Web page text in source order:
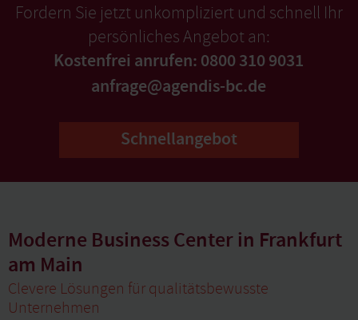
Fordern Sie jetzt unkompliziert und schnell Ihr
persönliches Angebot an:
Kostenfrei anrufen: 0800 310 9031
anfrage@agendis-bc.de
Schnellangebot
Moderne Business Center in Frankfurt
am Main
Clevere Lösungen für qualitätsbewusste
Unternehmen